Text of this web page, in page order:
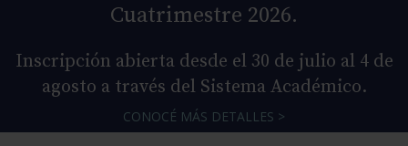
Cuatrimestre 2026.
Inscripción abierta desde el 30 de julio al 4 de
agosto a través del Sistema Académico.
CONOCÉ MÁS DETALLES >